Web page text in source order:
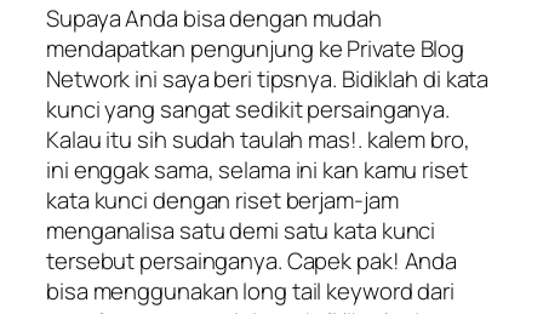
Supaya Anda bisa dengan mudah
mendapatkan pengunjung ke Private Blog
Network ini saya beri tipsnya. Bidiklah di kata
kunci yang sangat sedikit persainganya.
Kalau itu sih sudah taulah mas!. kalem bro,
ini enggak sama, selama ini kan kamu riset
kata kunci dengan riset berjam-jam
menganalisa satu demi satu kata kunci
tersebut persainganya. Capek pak! Anda
bisa menggunakan long tail keyword dari